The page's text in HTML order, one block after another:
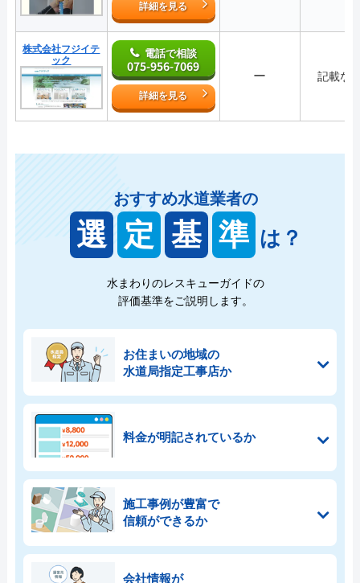
詳細を見る
株式会社フジイテ
ック
電話で相談
075-956-7069
詳細を見る
ー 記載な
おすすめ水道業者の
選 定 基 準 は？
水まわりのレスキューガイドの
評価基準をご説明します。
お住まいの地域の
水道局指定工事店か
料金が明記されているか
施工事例が豊富で
信頼ができるか
会社情報が